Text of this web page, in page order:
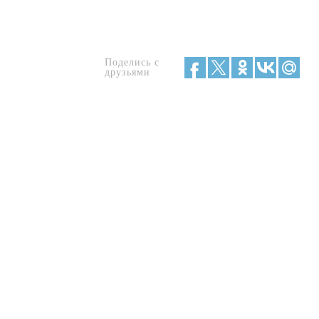
Поделись с
друзьями